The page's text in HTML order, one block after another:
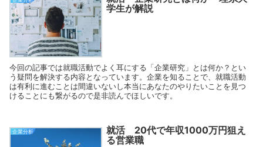
学生が解説
今回の記事では就職活動でよく耳にする「企業研究」とは何か？とい
う疑問を解決する内容となっています。企業を知ることで、就職活動
は有利に進むことは間違いないし本当にあなたのやりたいことを見つ
けることにも繋がるので是非読んでほしいです。
企業分析
就活 20代で年収1000万円狙え
る営業職